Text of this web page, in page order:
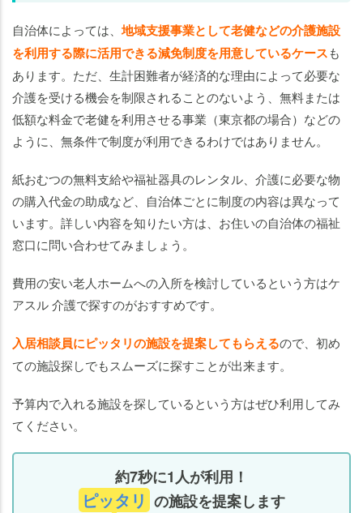
自治体によっては、地域支援事業として老健などの介護施設
を利用する際に活用できる減免制度を用意しているケースも
あります。ただ、生計困難者が経済的な理由によって必要な
介護を受ける機会を制限されることのないよう、無料または
低額な料金で老健を利用させる事業（東京都の場合）などの
ように、無条件で制度が利用できるわけではありません。
紙おむつの無料支給や福祉器具のレンタル、介護に必要な物
の購入代金の助成など、自治体ごとに制度の内容は異なって
います。詳しい内容を知りたい方は、お住いの自治体の福祉
窓口に問い合わせてみましょう。
費用の安い老人ホームへの入所を検討しているという方はケ
アスル 介護で探すのがおすすめです。
入居相談員にピッタリの施設を提案してもらえるので、初め
ての施設探しでもスムーズに探すことが出来ます。
予算内で入れる施設を探しているという方はぜひ利用してみ
てください。
約7秒に1人が利用！
ピッタリ の施設を提案します